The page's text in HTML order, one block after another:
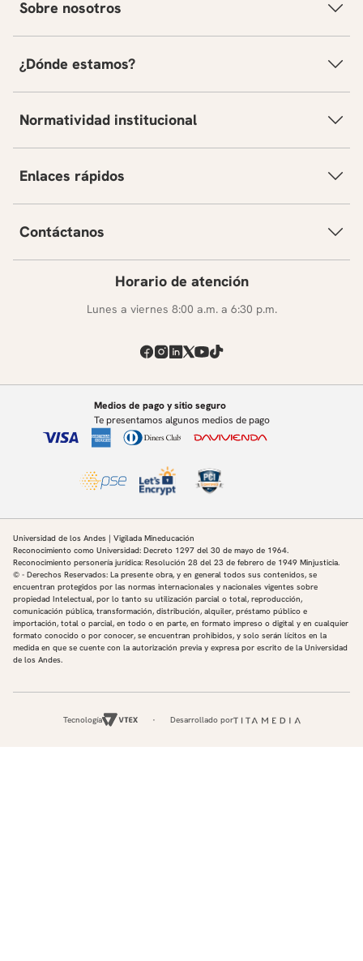
Sobre nosotros
¿Dónde estamos?
Normatividad institucional
Enlaces rápidos
Contáctanos
Horario de atención
Lunes a viernes 8:00 a.m. a 6:30 p.m.
Medios de pago y sitio seguro
Te presentamos algunos medios de pago
Universidad de los Andes | Vigilada Mineducación
Reconocimiento como Universidad: Decreto 1297 del 30 de mayo de 1964.
Reconocimiento personería jurídica: Resolución 28 del 23 de febrero de 1949 Minjusticia.
© - Derechos Reservados: La presente obra, y en general todos sus contenidos, se
encuentran protegidos por las normas internacionales y nacionales vigentes sobre
propiedad Intelectual, por lo tanto su utilización parcial o total, reproducción,
comunicación pública, transformación, distribución, alquiler, préstamo público e
importación, total o parcial, en todo o en parte, en formato impreso o digital y en cualquier
formato conocido o por conocer, se encuentran prohibidos, y solo serán lícitos en la
medida en que se cuente con la autorización previa y expresa por escrito de la Universidad
de los Andes.
Tecnología Desarrollado por